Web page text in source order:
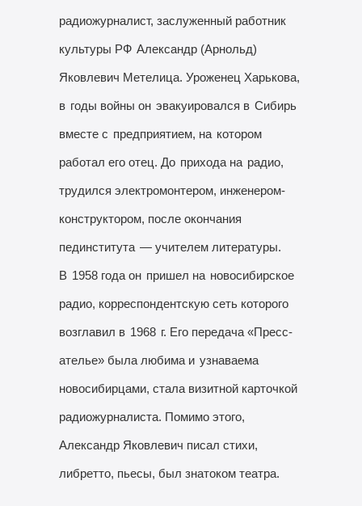
радиожурналист, заслуженный работник
культуры РФ Александр (Арнольд)
Яковлевич Метелица. Уроженец Харькова,
в годы войны он эвакуировался в Сибирь
вместе с предприятием, на котором
работал его отец. До прихода на радио,
трудился электромонтером, инженером-
конструктором, после окончания
пединститута — учителем литературы.
В 1958 года он пришел на новосибирское
радио, корреспондентскую сеть которого
возглавил в 1968 г. Его передача «Пресс-
ателье» была любима и узнаваема
новосибирцами, стала визитной карточкой
радиожурналиста. Помимо этого,
Александр Яковлевич писал стихи,
либретто, пьесы, был знатоком театра.